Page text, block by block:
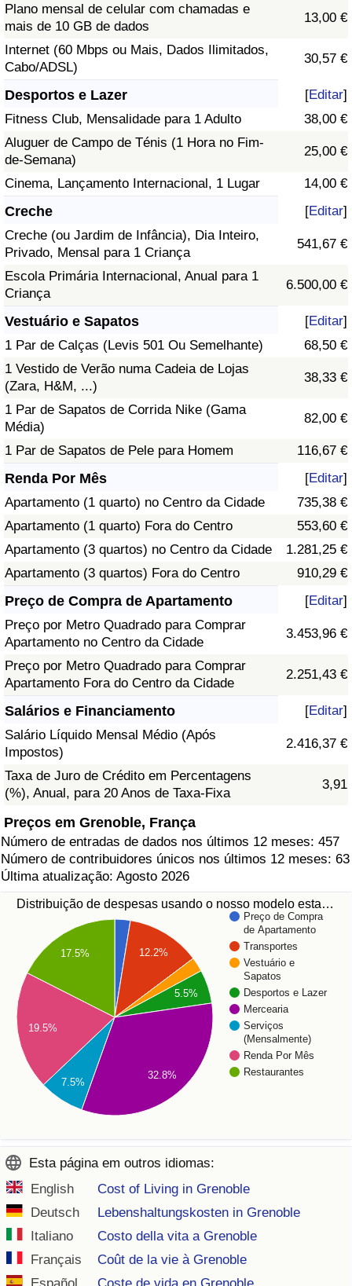
Plano mensal de celular com chamadas e
mais de 10 GB de dados
13,00 €
Internet (60 Mbps ou Mais, Dados Ilimitados,
Cabo/ADSL)
30,57 €
Desportos e Lazer [Editar]
Fitness Club, Mensalidade para 1 Adulto
38,00 €
Aluguer de Campo de Ténis (1 Hora no Fim-
de-Semana)
25,00 €
Cinema, Lançamento Internacional, 1 Lugar 14,00 €
Creche [Editar]
Creche (ou Jardim de Infância), Dia Inteiro,
Privado, Mensal para 1 Criança
541,67 €
Escola Primária Internacional, Anual para 1
Criança
6.500,00 €
Vestuário e Sapatos [Editar]
1 Par de Calças (Levis 501 Ou Semelhante)
68,50 €
1 Vestido de Verão numa Cadeia de Lojas
(Zara, H&M, ...)
38,33 €
1 Par de Sapatos de Corrida Nike (Gama
Média)
82,00 €
1 Par de Sapatos de Pele para Homem 116,67 €
Renda Por Mês [Editar]
Apartamento (1 quarto) no Centro da Cidade
735,38 €
Apartamento (1 quarto) Fora do Centro
553,60 €
Apartamento (3 quartos) no Centro da Cidade
1.281,25 €
Apartamento (3 quartos) Fora do Centro
910,29 €
Preço de Compra de Apartamento [Editar]
Preço por Metro Quadrado para Comprar
Apartamento no Centro da Cidade
3.453,96 €
Preço por Metro Quadrado para Comprar
Apartamento Fora do Centro da Cidade
2.251,43 €
Salários e Financiamento [Editar]
Salário Líquido Mensal Médio (Após
Impostos)
2.416,37 €
Taxa de Juro de Crédito em Percentagens
(%), Anual, para 20 Anos de Taxa-Fixa
3,91
Preços em Grenoble, França
Número de entradas de dados nos últimos 12 meses: 457
Número de contribuidores únicos nos últimos 12 meses: 63
Última atualização: Agosto 2026
Distribuição de despesas usando o nosso modelo esta…
Preço de Compra
de Apartamento
Transportes
Vestuário e
Sapatos
Desportos e Lazer
Mercearia
Serviços
(Mensalmente)
Renda Por Mês
Restaurantes
12.2%
5.5%
17.5%
19.5%
7.5%
32.8%
Esta página em outros idiomas:
English
Cost of Living in Grenoble
Deutsch
Lebenshaltungskosten in Grenoble
Italiano
Costo della vita a Grenoble
Français
Coût de la vie à Grenoble